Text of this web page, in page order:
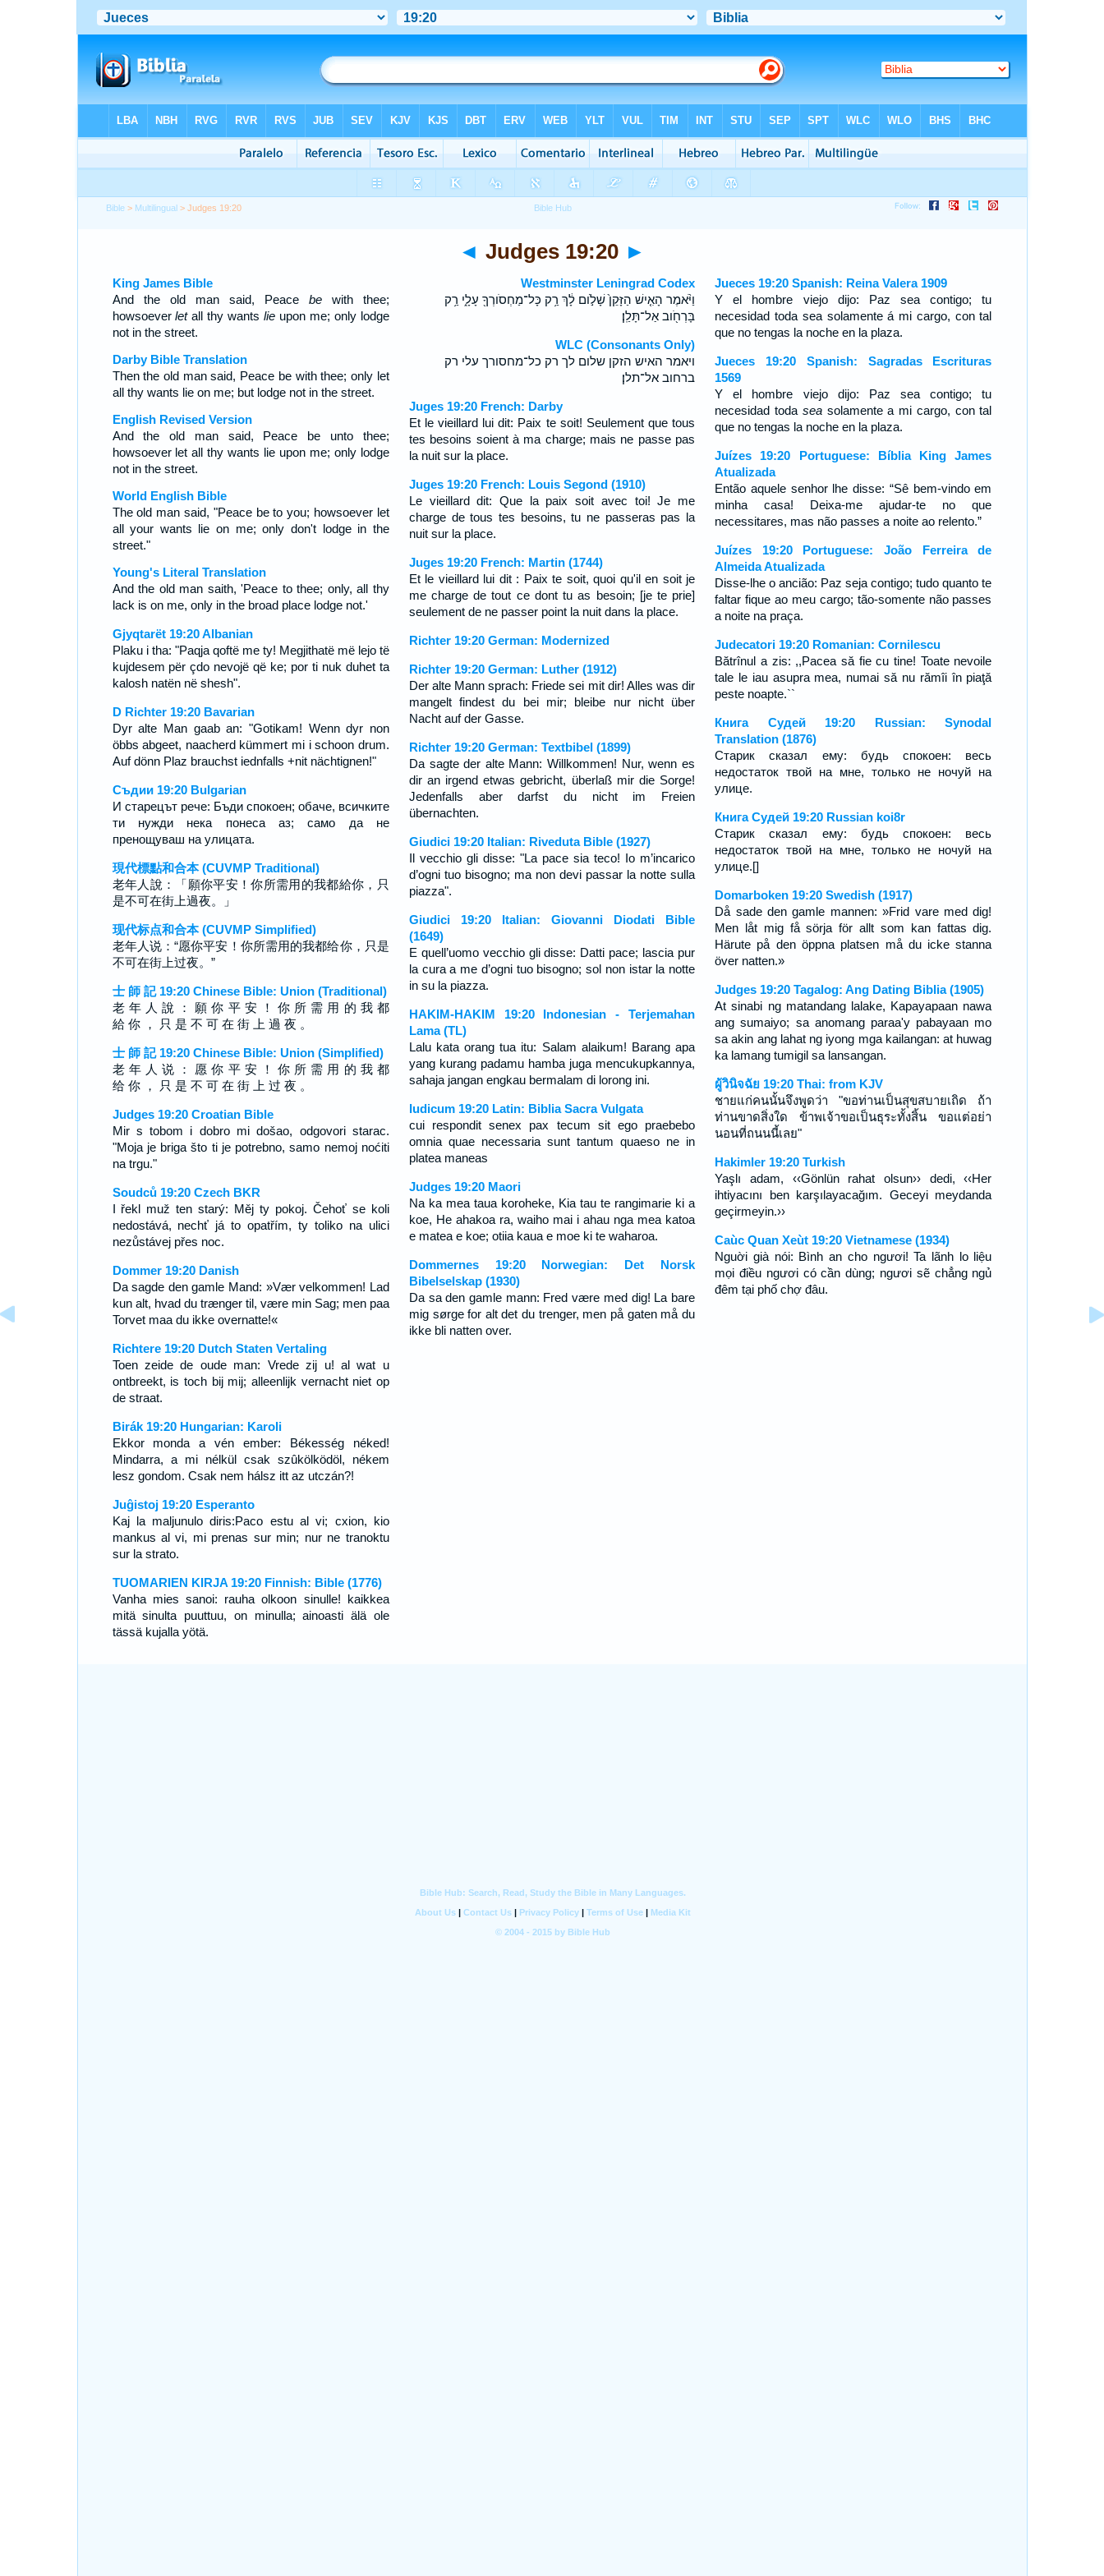
Bible > Multilingual > Judges 19:20
◄ Judges 19:20 ►
King James Bible
And the old man said, Peace bewith thee;
howsoeverletall thy wantslie upon me; only lodge
not in the street.
Darby Bible Translation
Then the old man said, Peace be with thee; only let
all thy wants lie on me; but lodge not in the street.
English Revised Version
And the old man said, Peace be unto thee;
howsoever let all thy wants lie upon me; only lodge
not in the street.
World English Bible
The old man said, "Peace be to you; howsoever let
all your wants lie on me; only don't lodge in the
street."
Young's Literal Translation
And the old man saith, 'Peace to thee; only, all thy
lack is on me, only in the broad place lodge not.'
Gjyqtarët 19:20 Albanian
Plaku i tha: "Paqja qoftë me ty! Megjithatë më lejo të
kujdesem për çdo nevojë që ke; por ti nuk duhet ta
kalosh natën në shesh".
D Richter 19:20 Bavarian
Dyr alte Man gaab an: "Gotikam! Wenn dyr non
öbbs abgeet, naacherd kümmert mi i schoon drum.
Auf dönn Plaz brauchst iednfalls +nit nächtignen!"
Съдии 19:20 Bulgarian
И старецът рече: Бъди спокоен; обаче, всичките
ти нужди нека понеса аз; само да не
пренощуваш на улицата.
現代標點和合本 (CUVMP Traditional)
老年人說：「願你平安！你所需用的我都給你，只
是不可在街上過夜。」
现代标点和合本 (CUVMP Simplified)
老年人说：“愿你平安！你所需用的我都给你，只是
不可在街上过夜。”
士 師 記 19:20 Chinese Bible: Union (Traditional)
老 年 人 說 ： 願 你 平 安 ！ 你 所 需 用 的 我 都
給 你 ， 只 是 不 可 在 街 上 過 夜 。
士 師 記 19:20 Chinese Bible: Union (Simplified)
老 年 人 说 ： 愿 你 平 安 ！ 你 所 需 用 的 我 都
给 你 ， 只 是 不 可 在 街 上 过 夜 。
Judges 19:20 Croatian Bible
Mir s tobom i dobro mi došao, odgovori starac.
"Moja je briga što ti je potrebno, samo nemoj noćiti
na trgu."
Soudců 19:20 Czech BKR
I řekl muž ten starý: Měj ty pokoj. Čehoť se koli
nedostává, nechť já to opatřím, ty toliko na ulici
nezůstávej přes noc.
Dommer 19:20 Danish
Da sagde den gamle Mand: »Vær velkommen! Lad
kun alt, hvad du trænger til, være min Sag; men paa
Torvet maa du ikke overnatte!«
Richtere 19:20 Dutch Staten Vertaling
Toen zeide de oude man: Vrede zij u! al wat u
ontbreekt, is toch bij mij; alleenlijk vernacht niet op
de straat.
Birák 19:20 Hungarian: Karoli
Ekkor monda a vén ember: Békesség néked!
Mindarra, a mi nélkül csak szûkölködöl, nékem
lesz gondom. Csak nem hálsz itt az utczán?!
Juĝistoj 19:20 Esperanto
Kaj la maljunulo diris:Paco estu al vi; cxion, kio
mankus al vi, mi prenas sur min; nur ne tranoktu
sur la strato.
TUOMARIEN KIRJA 19:20 Finnish: Bible (1776)
Vanha mies sanoi: rauha olkoon sinulle! kaikkea
mitä sinulta puuttuu, on minulla; ainoasti älä ole
tässä kujalla yötä.
Westminster Leningrad Codex
וַיֹּ֨אמֶר הָאִ֤ישׁ הַזָּקֵן֙ שָׁלֹ֣ום לָ֔ךְ רַ֥ק כָּל־מַחְסֹורְךָ֖ עָלָ֑י רַ֥ק
בָּרְחֹ֖וב אַל־תָּלַֽן׃
WLC (Consonants Only)
ויאמר האיש הזקן שלום לך רק כל־מחסורך עלי רק
ברחוב אל־תלן׃
Juges 19:20 French: Darby
Et le vieillard lui dit: Paix te soit! Seulement que tous
tes besoins soient à ma charge; mais ne passe pas
la nuit sur la place.
Juges 19:20 French: Louis Segond (1910)
Le vieillard dit: Que la paix soit avec toi! Je me
charge de tous tes besoins, tu ne passeras pas la
nuit sur la place.
Juges 19:20 French: Martin (1744)
Et le vieillard lui dit : Paix te soit, quoi qu'il en soit je
me charge de tout ce dont tu as besoin; [je te prie]
seulement de ne passer point la nuit dans la place.
Richter 19:20 German: Modernized
Richter 19:20 German: Luther (1912)
Der alte Mann sprach: Friede sei mit dir! Alles was dir
mangelt findest du bei mir; bleibe nur nicht über
Nacht auf der Gasse.
Richter 19:20 German: Textbibel (1899)
Da sagte der alte Mann: Willkommen! Nur, wenn es
dir an irgend etwas gebricht, überlaß mir die Sorge!
Jedenfalls aber darfst du nicht im Freien
übernachten.
Giudici 19:20 Italian: Riveduta Bible (1927)
Il vecchio gli disse: "La pace sia teco! Io m’incarico
d’ogni tuo bisogno; ma non devi passar la notte sulla
piazza".
Giudici 19:20 Italian: Giovanni Diodati Bible
(1649)
E quell’uomo vecchio gli disse: Datti pace; lascia pur
la cura a me d’ogni tuo bisogno; sol non istar la notte
in su la piazza.
HAKIM-HAKIM 19:20 Indonesian - Terjemahan
Lama (TL)
Lalu kata orang tua itu: Salam alaikum! Barang apa
yang kurang padamu hamba juga mencukupkannya,
sahaja jangan engkau bermalam di lorong ini.
Iudicum 19:20 Latin: Biblia Sacra Vulgata
cui respondit senex pax tecum sit ego praebebo
omnia quae necessaria sunt tantum quaeso ne in
platea maneas
Judges 19:20 Maori
Na ka mea taua koroheke, Kia tau te rangimarie ki a
koe, He ahakoa ra, waiho mai i ahau nga mea katoa
e matea e koe; otiia kaua e moe ki te waharoa.
Dommernes 19:20 Norwegian: Det Norsk
Bibelselskap (1930)
Da sa den gamle mann: Fred være med dig! La bare
mig sørge for alt det du trenger, men på gaten må du
ikke bli natten over.
Jueces 19:20 Spanish: Reina Valera 1909
Y el hombre viejo dijo: Paz sea contigo; tu
necesidad toda sea solamente á mi cargo, con tal
que no tengas la noche en la plaza.
Jueces 19:20 Spanish: Sagradas Escrituras
1569
Y el hombre viejo dijo: Paz sea contigo; tu
necesidad toda seasolamente a mi cargo, con tal
que no tengas la noche en la plaza.
Juízes 19:20 Portuguese: Bíblia King James
Atualizada
Então aquele senhor lhe disse: “Sê bem-vindo em
minha casa! Deixa-me ajudar-te no que
necessitares, mas não passes a noite ao relento.”
Juízes 19:20 Portuguese: João Ferreira de
Almeida Atualizada
Disse-lhe o ancião: Paz seja contigo; tudo quanto te
faltar fique ao meu cargo; tão-somente não passes
a noite na praça.
Judecatori 19:20 Romanian: Cornilescu
Bătrînul a zis: ,,Pacea să fie cu tine! Toate nevoile
tale le iau asupra mea, numai să nu rămîi în piaţă
peste noapte.``
Книга Судей 19:20 Russian: Synodal
Translation (1876)
Старик сказал ему: будь спокоен: весь
недостаток твой на мне, только не ночуй на
улице.
Книга Судей 19:20 Russian koi8r
Старик сказал ему: будь спокоен: весь
недостаток твой на мне, только не ночуй на
улице.[]
Domarboken 19:20 Swedish (1917)
Då sade den gamle mannen: »Frid vare med dig!
Men låt mig få sörja för allt som kan fattas dig.
Härute på den öppna platsen må du icke stanna
över natten.»
Judges 19:20 Tagalog: Ang Dating Biblia (1905)
At sinabi ng matandang lalake, Kapayapaan nawa
ang sumaiyo; sa anomang paraa'y pabayaan mo
sa akin ang lahat ng iyong mga kailangan: at huwag
ka lamang tumigil sa lansangan.
ผู้วินิจฉัย 19:20 Thai: from KJV
ชายแก่คนนั้นจึงพูดว่า "ขอท่านเป็นสุขสบายเถิด ถ้า
ท่านขาดสิ่งใด ข้าพเจ้าขอเป็นธุระทั้งสิ้น ขอแต่อย่า
นอนที่ถนนนี้เลย"
Hakimler 19:20 Turkish
Yaşlı adam, ‹‹Gönlün rahat olsun›› dedi, ‹‹Her
ihtiyacını ben karşılayacağım. Geceyi meydanda
geçirmeyin.››
Caùc Quan Xeùt 19:20 Vietnamese (1934)
Nguời già nói: Bình an cho ngươi! Ta lãnh lo liệu
mọi điều ngươi có cần dùng; ngươi sẽ chẳng ngủ
đêm tại phố chợ đâu.